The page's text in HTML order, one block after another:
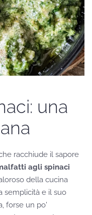
una
racchiude il sapore
agli spinaci
della cucina
semplicità e il suo
forse un po'